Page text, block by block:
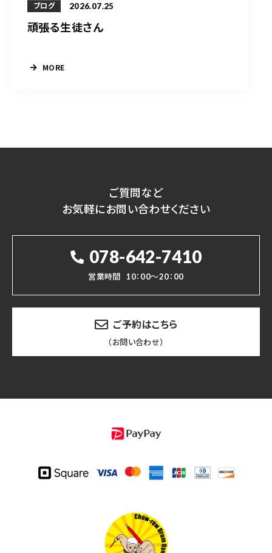
ブログ 2026.07.25
頑張る生徒さん
MORE
ご質問など
お気軽にお問い合わせください
078-642-7410
営業時間 10：00～20：00
ご予約はこちら
（お問い合わせ）